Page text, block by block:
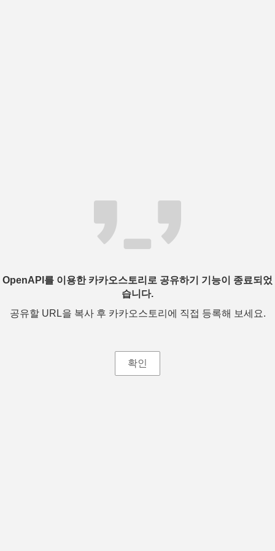
OpenAPI를 이용한 카카오스토리로 공유하기 기능이 종료되었
습니다.
공유할 URL을 복사 후 카카오스토리에 직접 등록해 보세요.
확인